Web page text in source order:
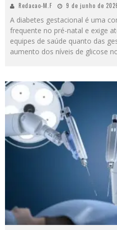
Redacao-M.F 9 de junho de
A diabetes gestacional é uma
frequente no pré-natal e exige
equipes de saúde quanto das
aumento dos níveis de glicose